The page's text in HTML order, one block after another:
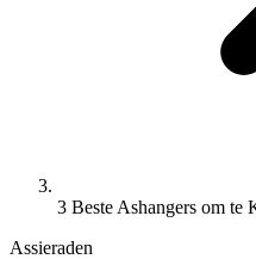
3 Beste Ashangers om te
Assieraden